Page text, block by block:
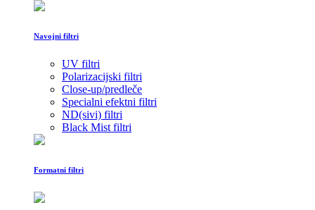
Navojni filtri
UV filtri
Polarizacijski filtri
Close-up/predleče
Specialni efektni filtri
ND(sivi) filtri
Black Mist filtri
Formatni filtri